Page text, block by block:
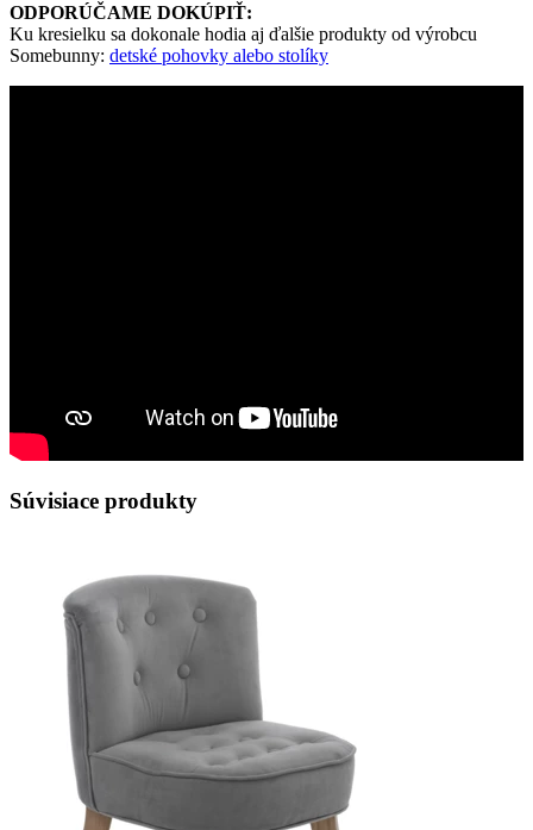
ODPORÚČAME DOKÚPIŤ:
Ku kresielku sa dokonale hodia aj ďalšie produkty od výrobcu
Somebunny: detské pohovky alebo stolíky
Súvisiace produkty